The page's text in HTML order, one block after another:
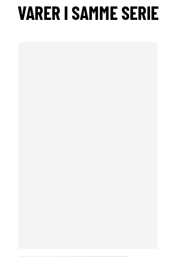
VARER I SAMME SERIE